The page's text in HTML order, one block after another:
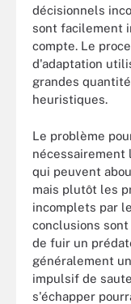
décisionnels
sont facilement
compte. Le
d'adaptation
grandes
heuristiques.
Le problème
nécessairement
qui peuvent
mais plutôt les
incomplets par
conclusions
de fuir un
généralement
impulsif de
s'échapper